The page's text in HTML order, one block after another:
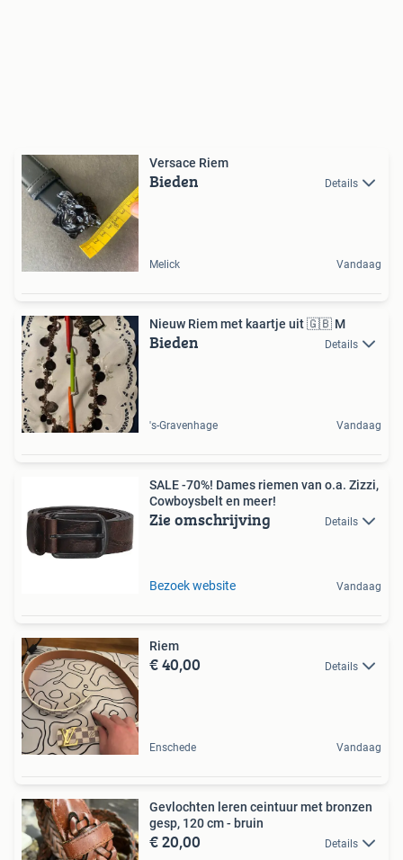
Versace Riem
Bieden Details
Melick Vandaag
Nieuw Riem met kaartje uit 🇬🇧 M
Bieden Details
's-Gravenhage Vandaag
SALE -70%! Dames riemen van o.a. Zizzi,
Cowboysbelt en meer!
Zie omschrijving Details
Bezoek website Vandaag
Riem
€ 40,00 Details
Enschede Vandaag
Gevlochten leren ceintuur met bronzen
gesp, 120 cm - bruin
€ 20,00 Details